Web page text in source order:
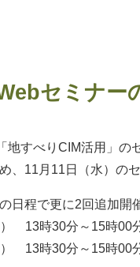
セミナー
すべりCIM活用」の
、11月11日（水）の
日程で更に2回追加開
） 13時30分～15時00
） 13時30分～15時00